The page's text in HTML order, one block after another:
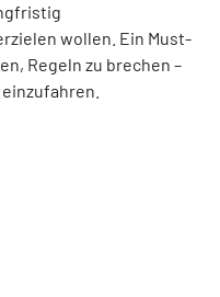
wollen. Ein Must-
Regeln zu brechen –